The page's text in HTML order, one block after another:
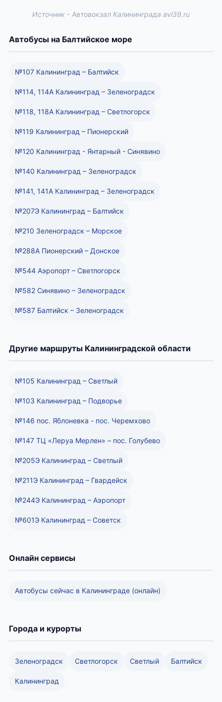
Источник - Автовокзал Калининграда avl39.ru
Автобусы на Балтийское море
№107 Калининград – Балтийск
№114, 114А Калининград – Зеленоградск
№118, 118А Калининград – Светлогорск
№119 Калининград – Пионерский
№120 Калининград - Янтарный - Синявино
№140 Калининград – Зеленоградск
№141, 141А Калининград – Зеленоградск
№207Э Калининград – Балтийск
№210 Зеленоградск – Морское
№288А Пионерский – Донское
№544 Аэропорт – Светлогорск
№582 Синявино – Зеленоградск
№587 Балтийск – Зеленоградск
Другие маршруты Калининградской области
№105 Калининград – Светлый
№103 Калининград – Подворье
№146 пос. Яблоневка - пос. Черемхово
№147 ТЦ «Леруа Мерлен» – пос. Голубево
№205Э Калининград – Светлый
№211Э Калининград – Гвардейск
№244Э Калининград – Аэропорт
№601Э Калининград – Советск
Онлайн сервисы
Автобусы сейчас в Калининграде (онлайн)
Города и курорты
Зеленоградск Светлогорск Светлый Балтийск
Калининград